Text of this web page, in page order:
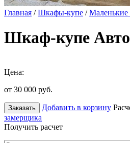
Главная /Шкафы-купе /
Шкаф-купе Авто
Цена:
от 30 000 руб.
Заказать Добавить в корзину
замерщика
Получить расчет